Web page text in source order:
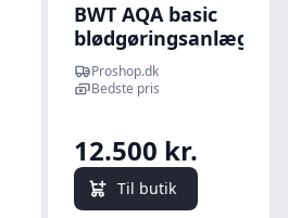
BWT AQA basic
blødgøringsanlæg
Proshop.dk
Bedste pris
12.500 kr.
Til butik